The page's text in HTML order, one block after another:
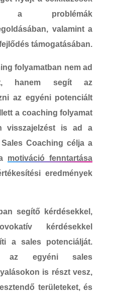
a problémák
valamint a
támogatásában.
folyamatban nem ad
hanem segít az
az egyéni potenciált
a coaching folyamat
visszajelzést is ad a
Sales Coaching céljaa
motiváció fenntartása
eredmények
segítő kérdésekkel,
kérdésekkel
a sales potenciálját.
az egyéni sales
is részt vesz,
területeket, és